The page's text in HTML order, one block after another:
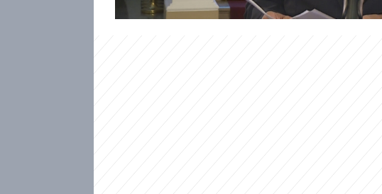
dodal Babiš na adresu šéfa státní kasy.